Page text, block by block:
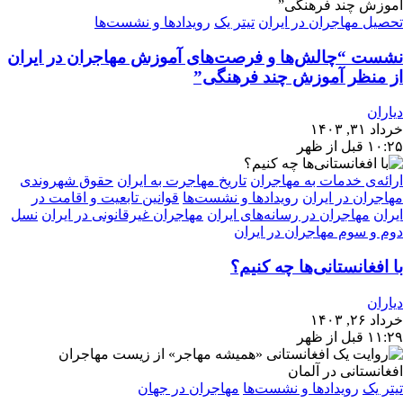
تحصیل مهاجران در ایران تیتر یک رویدادها و نشست‌ها
نشست “چالش‌ها و فرصت‌های آموزش مهاجران در ایران
از منظر آموزش چند فرهنگی”
دیاران
خرداد ۳۱, ۱۴۰۳
۱۰:۲۵ قبل از ظهر
ارائه‌ی خدمات به مهاجران تاریخ مهاجرت به ایران حقوق شهروندی
مهاجران در ایران رویدادها و نشست‌ها قوانین تابعیت و اقامت در
ایران مهاجران در رسانه‌های ایران مهاجران غیرقانونی در ایران نسل
دوم و سوم مهاجران در ایران
با افغانستانی‌ها چه کنیم؟
دیاران
خرداد ۲۶, ۱۴۰۳
۱۱:۲۹ قبل از ظهر
تیتر یک رویدادها و نشست‌ها مهاجران در جهان